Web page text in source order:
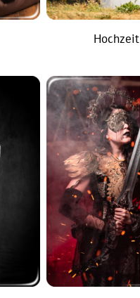
Hochzeit